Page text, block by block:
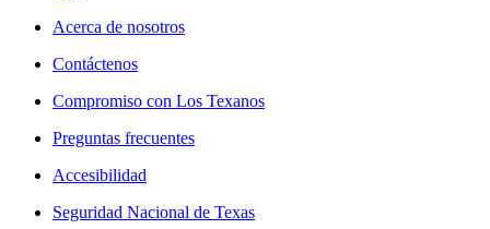
Acerca de nosotros
Contáctenos
Compromiso con Los Texanos
Preguntas frecuentes
Accesibilidad
Seguridad Nacional de Texas